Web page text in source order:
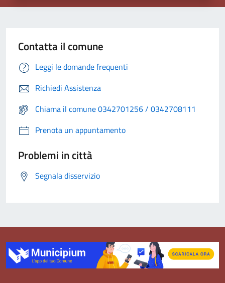
Contatta il comune
Leggi le domande frequenti
Richiedi Assistenza
Chiama il comune 0342701256 / 0342708111
Prenota un appuntamento
Problemi in città
Segnala disservizio